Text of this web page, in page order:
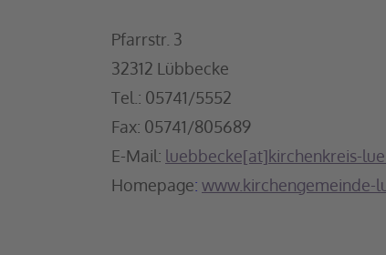
Pfarrstr. 3
32312 Lübbecke
Tel.: 05741/5552
Fax: 05741/805689
E-Mail: luebbecke[at]kirchenkreis-
Homepage: www.kirchengemeinde-